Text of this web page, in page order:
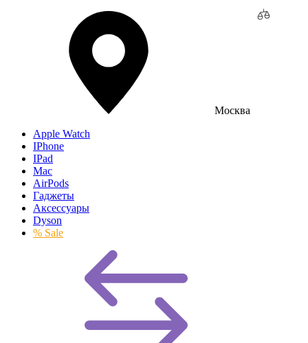
Москва
Apple Watch
IPhone
IPad
Mac
AirPods
Гаджеты
Аксессуары
Dyson
% Sale